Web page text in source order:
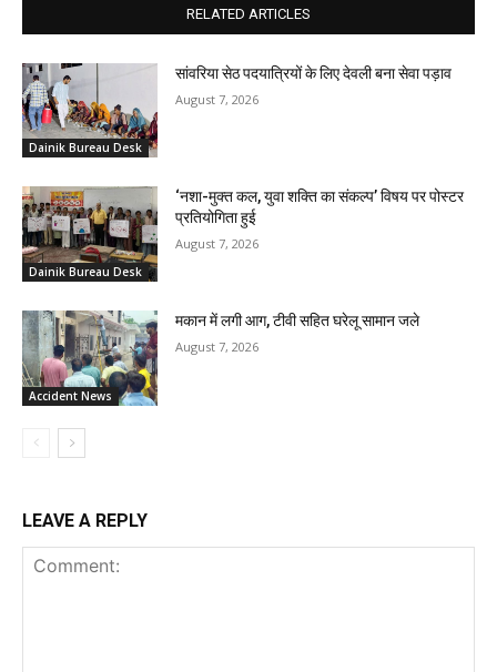
RELATED ARTICLES
Dainik Bureau Desk
सांवरिया सेठ पदयात्रियों के लिए देवली बना सेवा पड़ाव
August 7, 2026
Dainik Bureau Desk
‘नशा-मुक्त कल, युवा शक्ति का संकल्प’ विषय पर पोस्टर
प्रतियोगिता हुई
August 7, 2026
Accident News
मकान में लगी आग, टीवी सहित घरेलू सामान जले
August 7, 2026
LEAVE A REPLY